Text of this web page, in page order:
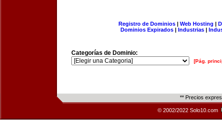
Registro de Dominios| Web Hosting |
Dominios Expirados | Industrias |
Categorías de Dominio:
[Pág.
** Precios
© 2002/2022 Solo10.com